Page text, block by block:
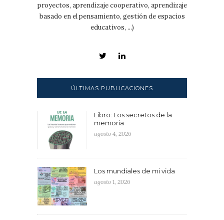
proyectos, aprendizaje cooperativo, aprendizaje
basado en el pensamiento, gestión de espacios
educativos, ...)
ÚLTIMAS PUBLICACIONES
Libro: Los secretos de la
memoria
agosto 4, 2026
Los mundiales de mi vida
agosto 1, 2026